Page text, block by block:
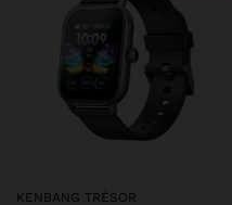
KENBANG TRÉSOR